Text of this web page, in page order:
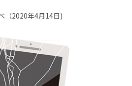
（2020年4月14日)